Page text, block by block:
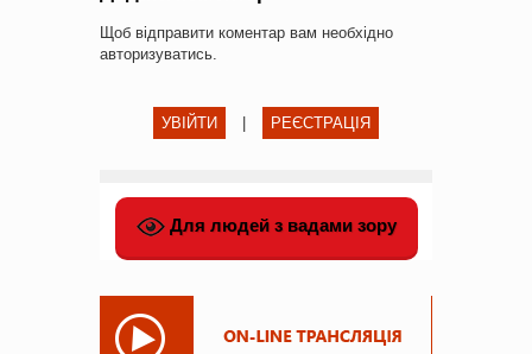
Щоб відправити коментар вам необхідно
авторизуватись.
УВІЙТИ РЕЄСТРАЦІЯ
Для людей з вадами зору